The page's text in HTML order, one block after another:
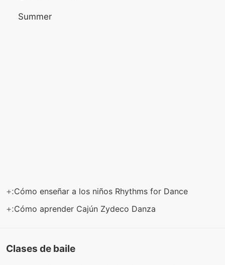
Summer
+:Cómo enseñar a los niños Rhythms for Dance
+:Cómo aprender Cajún Zydeco Danza
Clases de baile